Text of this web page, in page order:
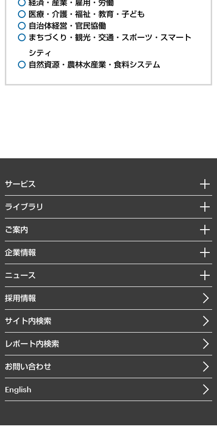
経済・産業・雇用・労働
医療・介護・福祉・教育・子ども
自治体経営・官民協働
まちづくり・観光・交通・スポーツ・スマート
シティ
自然資源・農林水産業・食料システム
サービス
経営戦略
組織・人事戦略
デジタルイノベーション
共生・ダイバーシティ
GRC（ガバナンス・リスク・コンプライアンス）・防災（政策）
経済・産業・雇用・労働
まちづくり・観光・交通・スポーツ・スマートシティ
自然資源・農林水産業・食料システム
ライブラリ
経済調査
レポート
コラム
経営用語集
受託・受注実績（官公庁関連）
メディア掲載・出演
ご案内
セミナー・イベント情報
MUFGビジネスセミナー
受託案件情報
企業情報
私たちの想い
社長メッセージ
会社概要
沿革
組織図・本部部室紹介
インドネシア現地法人
個人情報保護方針
ニュース
ニュースリリース
お知らせ
採用情報
サイト内検索
レポート内検索
お問い合わせ
English